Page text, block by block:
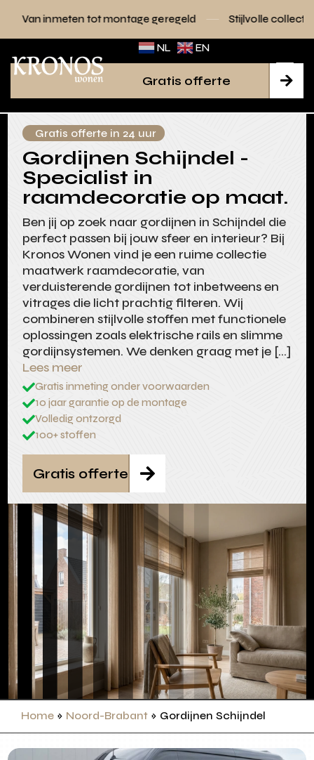
tot montage geregeld Stijlvolle collecties voor elk
NL EN

Gratis offerte
Gratis offerte in 24 uur
Gordijnen Schijndel -
Specialist in
raamdecoratie op maat.
Ben jij op zoek naar gordijnen in Schijndel die
perfect passen bij jouw sfeer en interieur? Bij
Kronos Wonen vind je een ruime collectie
maatwerk raamdecoratie, van
verduisterende gordijnen tot inbetweens en
vitrages die licht prachtig filteren. Wij
combineren stijlvolle stoffen met functionele
oplossingen zoals elektrische rails en slimme
gordijnsystemen. We denken graag met je […]
Lees meer
Gratis inmeting onder voorwaarden
10 jaar garantie op de montage
Volledig ontzorgd
100+ stoffen

Gratis offerte
Home» Noord-Brabant» Gordijnen Schijndel